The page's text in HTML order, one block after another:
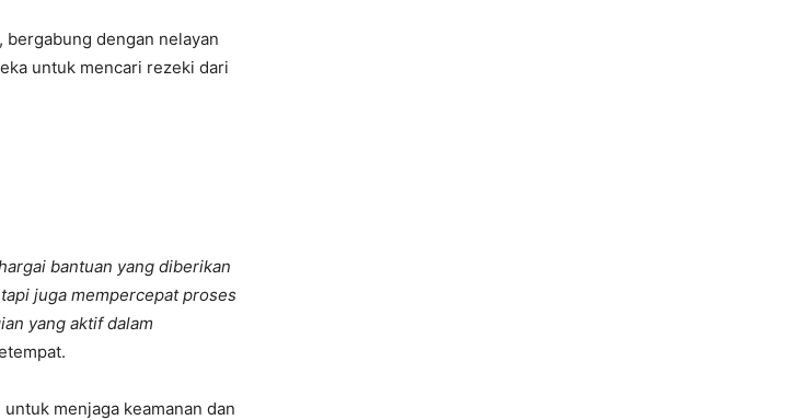
dengan nelayan
untuk mencari rezeki dari
bantuan yang diberikan
juga mempercepat proses
yang aktif dalam
menjaga keamanan dan